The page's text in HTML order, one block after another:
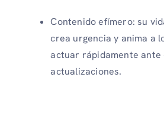
Contenido efímero: su
crea urgencia y anima a
actuar rápidamente
actualizaciones.